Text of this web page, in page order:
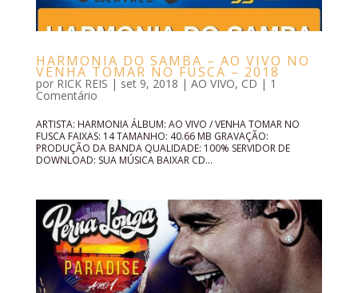
HARMONIA DO SAMBA – AO VIVO NO
VENHA TOMAR NO FUSCA – 2018
por RICK REIS | set 9, 2018 | AO VIVO, CD | 1
Comentário
ARTISTA: HARMONIA ÁLBUM: AO VIVO / VENHA TOMAR NO
FUSCA FAIXAS: 14 TAMANHO: 40.66 MB GRAVAÇÃO:
PRODUÇÃO DA BANDA QUALIDADE: 100% SERVIDOR DE
DOWNLOAD: SUA MÚSICA BAIXAR CD...